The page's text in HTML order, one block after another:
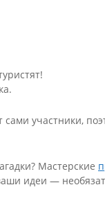
участники,
Мастерские
идеи —